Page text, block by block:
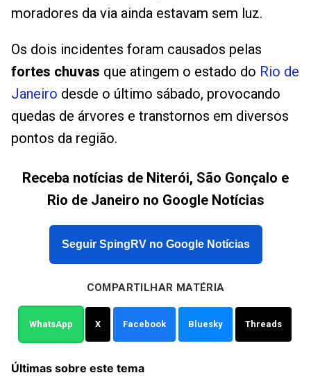
moradores da via ainda estavam sem luz.
Os dois incidentes foram causados pelas
fortes chuvas que atingem o estado do Rio de
Janeiro desde o último sábado, provocando
quedas de árvores e transtornos em diversos
pontos da região.
Receba notícias de Niterói, São Gonçalo e
Rio de Janeiro no Google Notícias
Seguir SpingRV no Google Notícias
COMPARTILHAR MATÉRIA
WhatsApp X Facebook Bluesky Threads
Últimas sobre este tema